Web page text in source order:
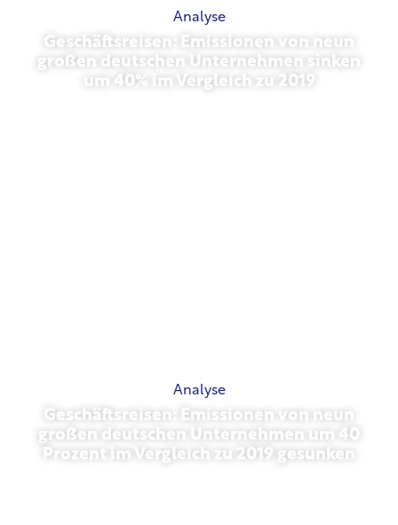
Analyse
Geschäftsreisen: Emissionen von neun
großen deutschen Unternehmen sinken
um 40% im Vergleich zu 2019
Analyse
Geschäftsreisen: Emissionen von neun
großen deutschen Unternehmen um 40
Prozent im Vergleich zu 2019 gesunken